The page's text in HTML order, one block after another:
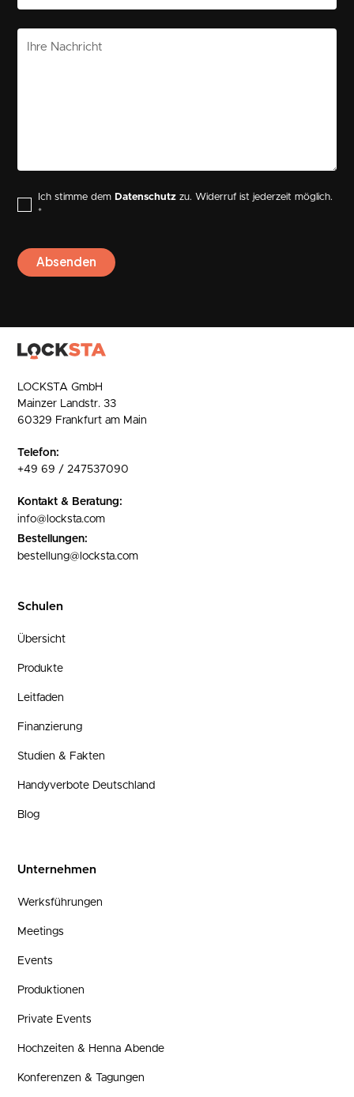
Ich stimme dem Datenschutz zu. Widerruf ist jederzeit möglich.
*
LOCKSTA GmbH
Mainzer Landstr. 33
60329 Frankfurt am Main
Telefon:
+49 69 / 247537090
Kontakt & Beratung:
info@locksta.com
Bestellungen:
bestellung@locksta.com
Schulen
Übersicht
Produkte
Leitfaden
Finanzierung
Studien & Fakten
Handyverbote Deutschland
Blog
Unternehmen
Werksführungen
Meetings
Events
Produktionen
Private Events
Hochzeiten & Henna Abende
Konferenzen & Tagungen